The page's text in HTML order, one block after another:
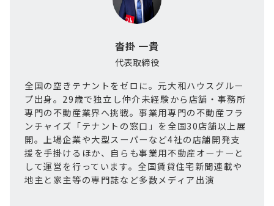
沓掛 一貴
代表取締役
全国の空きテナントをゼロに。元大和ハウスグルー
プ出身。29歳で独立し仲介未経験から店舗・事務所
専門の不動産業界へ挑戦。事業用専門の不動産フラ
ンチャイズ「テナントの窓口」を全国30店舗以上展
開。上場企業や大型スーパーなど4社の店舗開発支
援を手掛けるほか、自らも事業用不動産オーナーと
して運営を行っています。全国賃貸住宅新聞連載や
地主と家主等の専門誌など多数メディア出演